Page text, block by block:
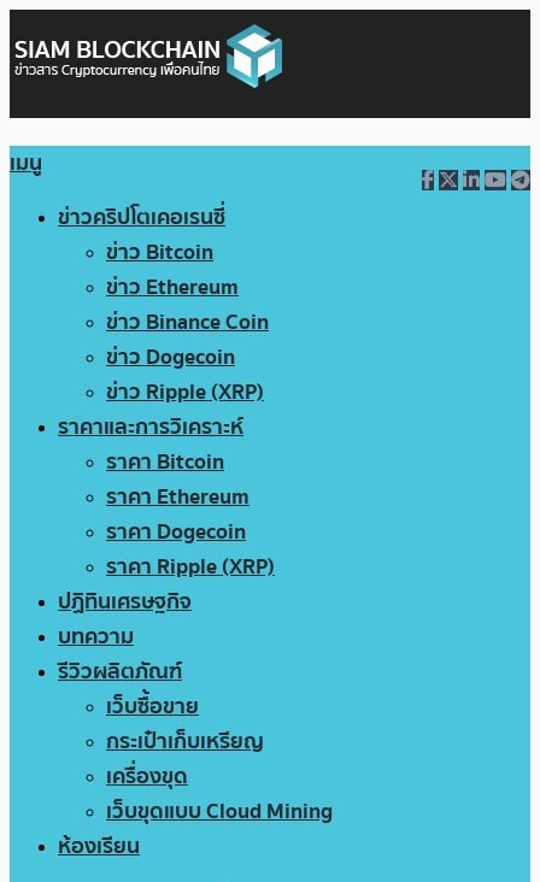
เมนู
ข่าวคริปโตเคอเรนซี่
ข่าว Bitcoin
ข่าว Ethereum
ข่าว Binance Coin
ข่าว Dogecoin
ข่าว Ripple (XRP)
ราคาและการวิเคราะห์
ราคา Bitcoin
ราคา Ethereum
ราคา Dogecoin
ราคา Ripple (XRP)
ปฏิทินเศรษฐกิจ
บทความ
รีวิวผลิตภัณฑ์
เว็บซื้อขาย
กระเป๋าเก็บเหรียญ
เครื่องขุด
เว็บขุดแบบ Cloud Mining
ห้องเรียน